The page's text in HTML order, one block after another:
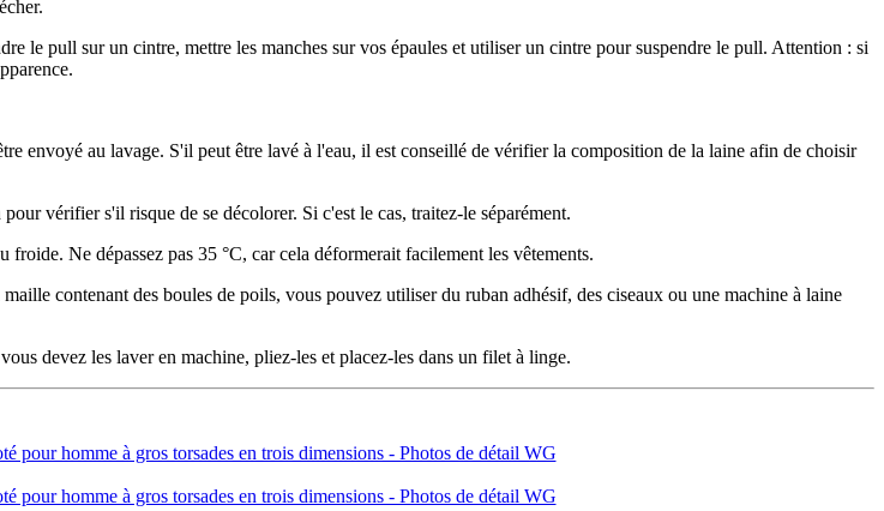
le pull sur un cintre, mettre les manches sur vos épaules et utiliser un cintre pour suspendre le pull. Attention : si
envoyé au lavage. S'il peut être lavé à l'eau, il est conseillé de vérifier la composition de la laine afin de choisir
vérifier s'il risque de se décolorer. Si c'est le cas, traitez-le séparément.
Ne dépassez pas 35 °C, car cela déformerait facilement les vêtements.
contenant des boules de poils, vous pouvez utiliser du ruban adhésif, des ciseaux ou une machine à laine
devez les laver en machine, pliez-les et placez-les dans un filet à linge.